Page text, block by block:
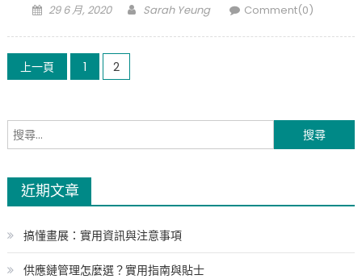
Posted
29 6 月, 2020 Author
Sarah Yeung Comment(0)
Posts
上一頁 1 2
搜
尋
字:
近期文章
搞懂畫展：實用資訊與注意事項
供應鏈管理怎麼選？實用指南與貼士